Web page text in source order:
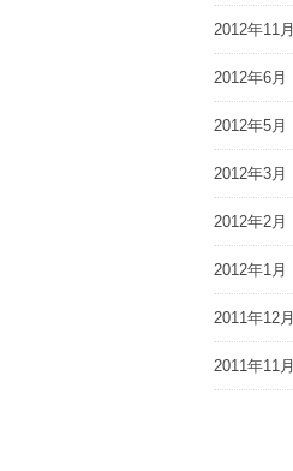
2012年11月
2012年6月
2012年5月
2012年3月
2012年2月
2012年1月
2011年12月
2011年11月